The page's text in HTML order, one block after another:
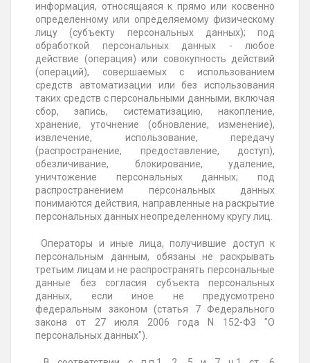
информация, относящаяся к прямо или косвенно
определенному или определяемому физическому
лицу (субъекту персональных данных); под
обработкой персональных данных - любое
действие (операция) или совокупность действий
(операций), совершаемых с использованием
средств автоматизации или без использования
таких средств с персональными данными, включая
сбор, запись, систематизацию, накопление,
хранение, уточнение (обновление, изменение),
извлечение, использование, передачу
(распространение, предоставление, доступ),
обезличивание, блокирование, удаление,
уничтожение персональных данных; под
распространением персональных данных
понимаются действия, направленные на раскрытие
персональных данных неопределенному кругу лиц.
Операторы и иные лица, получившие доступ к
персональным данным, обязаны не раскрывать
третьим лицам и не распространять персональные
данные без согласия субъекта персональных
данных, если иное не предусмотрено
федеральным законом (статья 7 Федерального
закона от 27 июля 2006 года N 152-ФЗ "О
персональных данных").